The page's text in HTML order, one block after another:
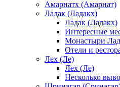
Амарнатх (Амарнат)
Ладак (Ладакх)
Ладак (Ладакх)
Интересные
Монастыри
Отели и
Лех (Ле)
Лех (Ле)
Несколько